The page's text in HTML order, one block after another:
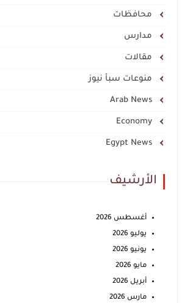
محافظات
مدارس
مقالات
منوعات سبأ نيوز
Arab News
Economy
Egypt News
الأرشيف
أغسطس 2026
يوليو 2026
يونيو 2026
مايو 2026
أبريل 2026
مارس 2026